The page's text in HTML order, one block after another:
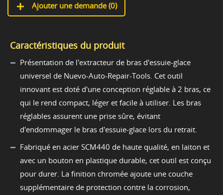
Ajouter une demande (0)
Caractéristiques du produit
Présentation de l'extracteur de bras d'essuie-glace
universel de Nuevo-Auto-Repair-Tools. Cet outil
innovant est doté d'une conception réglable à 2 bras, ce
qui le rend compact, léger et facile à utiliser. Les bras
réglables assurent une prise sûre, évitant
d'endommager le bras d'essuie-glace lors du retrait.
Fabriqué en acier SCM440 de haute qualité, en laiton et
avec un bouton en plastique durable, cet outil est conçu
pour durer. La finition chromée ajoute une couche
supplémentaire de protection contre la corrosion,